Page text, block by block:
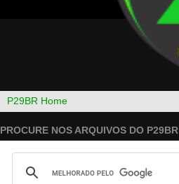
PROCURE NOS ARQUIVOS DO P29BR